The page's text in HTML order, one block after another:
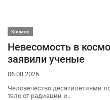
Космос
Невесомость в
заявили ученые
06.08.2026
Человечество десятилетиями
тело от радиации и..